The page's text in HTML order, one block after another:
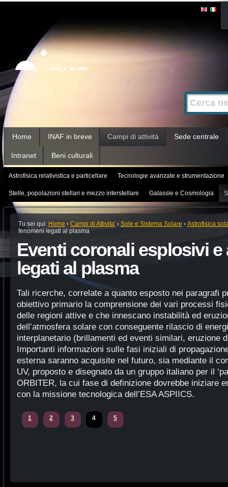
contenuti.
Salta
alla
navigazione
Cerca nel
Ricerca
avanzata…
Sezioni
Home INAF in breve Campi di attività Sede centrale
Intranet Beni culturali
Astrofisica relativistica e particellare Tecnologie avanzate e strumentazione
Stelle, popolazioni stellari e mezzo interstellare Galassie e Cosmologia
Tu sei qui: Home › Campi di Attivita' › Sole e Sistema Solare › Astrofisica
fenomeni legati al plasma
Eventi coronali esplosivi
legati al plasma
Tali ricerche, correlate a quanto esposto nei paragrafi
obiettivo primario la comprensione dei vari processi
delle regioni attive e che innescano instabilità ed
dell’atmosfera solare con conseguente rilascio di
interplanetario (brillamenti ed eventi similari, eruzione
Importanti informazioni sulle fasi iniziali di
esterna saranno acquisite nel futuro, sia mediante il
UV, proposto e disegnato da un gruppo italiano per il
ORBITER, la cui fase di definizione dovrebbe iniziare
con la missione tecnologica dell’ESA ASPIICS.
1 2 3 4 5